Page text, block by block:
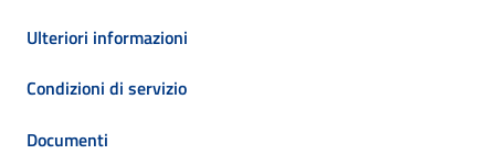
Ulteriori informazioni
Condizioni di servizio
Documenti